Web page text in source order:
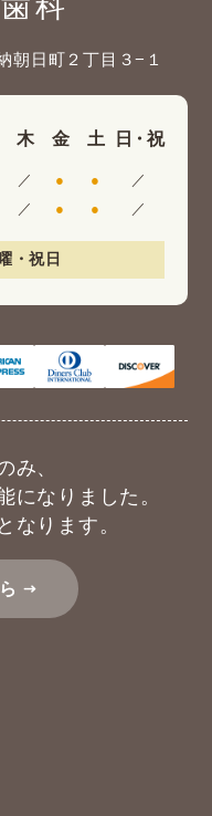
科
日町２丁目３−１
・祝日
木 金 土 日・祝
／ ● ● ／
／ ● ● ／
み、
になりました。
なります。